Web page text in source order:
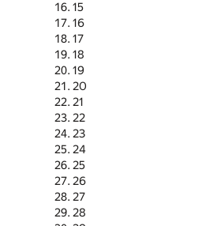
15
16
17
18
19
20
21
22
23
24
25
26
27
28